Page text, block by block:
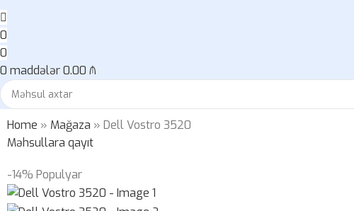
0
0
0 maddələr0.00 ₼
Home » Mağaza » Dell Vostro 3520
Məhsullara qayıt
-14% Populyar